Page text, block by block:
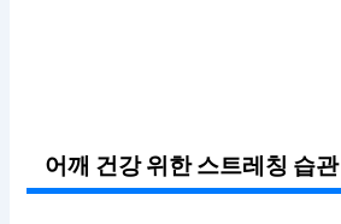
어깨 건강 위한 스트레칭 습관